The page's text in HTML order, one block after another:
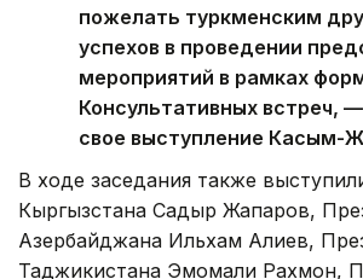
пожелать туркменским
успехов в проведении
мероприятий в рамках
Консультативных встреч,
свое выступление Касым-
В ходе заседания также
Кыргызстана Садыр Жапаров,
Азербайджана Ильхам Алиев,
Таджикистана Эмомали Рахмон,